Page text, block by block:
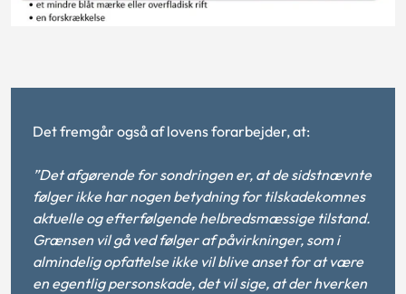
Det fremgår også af lovens forarbejder, at:
”Det afgørende for sondringen er, at de sidstnævnte
følger ikke har nogen betydning for tilskadekomnes
aktuelle og efterfølgende helbredsmæssige tilstand.
Grænsen vil gå ved følger af påvirkninger, som i
almindelig opfattelse ikke vil blive anset for at være
en egentlig personskade, det vil sige, at der hverken